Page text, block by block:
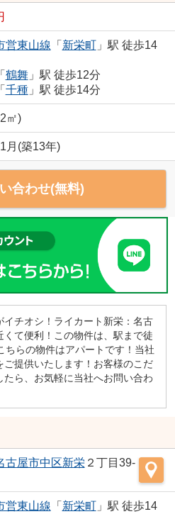
営東山線 「 新栄町」駅 徒歩14
「 鶴舞」駅 徒歩12分
「 千種」駅 徒歩14分
㎡)
月(築13年)
合わせ(無料)
イチオシ！ライカート新栄：名古
て便利！この物件は、駅まで徒
ちらの物件はアパートです！当社
提供いたします！お客様のこだ
ら、お気軽に当社へお問い合わ
古屋市中区新栄２丁目39-
営東山線 「 新栄町」駅 徒歩14